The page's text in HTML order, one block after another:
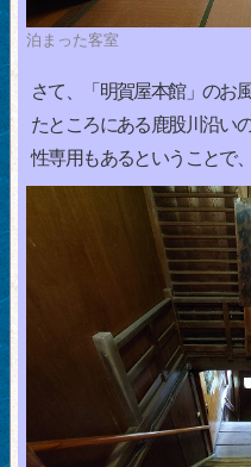
泊まった客室
さて、「明賀屋本館」のお
たところにある鹿股川沿い
性専用もあるということで